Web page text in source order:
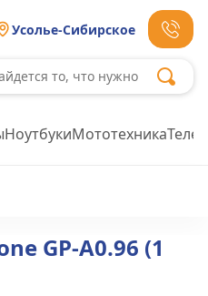
Усолье-Сибирское
НоутбукиМототехника
GP-A0.96 (1